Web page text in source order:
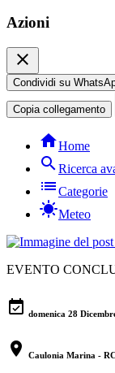
Azioni
close
Condividi su
Copia collegamento
homeHome
searchRicerca
listCategorie
sunnyMeteo
EVENTO
event_available domenica 28
location_on Caulonia Marina -